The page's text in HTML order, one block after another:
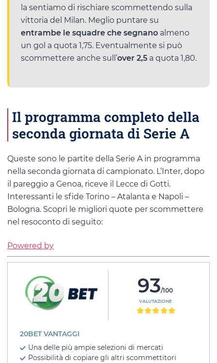
la sentiamo di rischiare scommettendo sulla
vittoria del Milan. Meglio puntare su
entrambe le squadre che segnano almeno
un gol a quota 1,75. Eventualmente si può
scommettere anche sull’over 2,5 a quota 1,80.
Il programma completo della
seconda giornata di Serie A
Queste sono le partite della Serie A in programma
nella seconda giornata di campionato. L’Inter, dopo
il pareggio a Genoa, riceve il Lecce di Gotti.
Interessanti le sfide Torino – Atalanta e Napoli –
Bologna. Scopri le migliori quote per scommettere
nel resoconto di seguito:
Powered by
93/100
VALUTAZIONE
20BET VANTAGGI
Una delle più ampie selezioni di mercati
Possibilità di copiare gli altri scommettitori